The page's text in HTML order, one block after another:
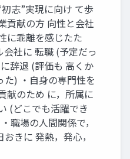
志”実現に向け て歩
貢献の方 向性と会社
に乖離を感じたた
会社に 転職 (予定だっ
辞退 (評価も 高くか
た) ・自身の専門性を
献のため に，所属に
(どこでも活躍でき
職場の人間関係で，
きに 発熱，発心，